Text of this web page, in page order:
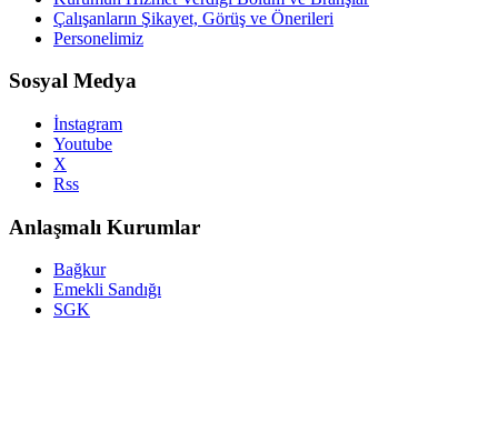
Çalışanların Şikayet, Görüş ve Önerileri
Personelimiz
Sosyal Medya
İnstagram
Youtube
X
Rss
Anlaşmalı Kurumlar
Bağkur
Emekli Sandığı
SGK